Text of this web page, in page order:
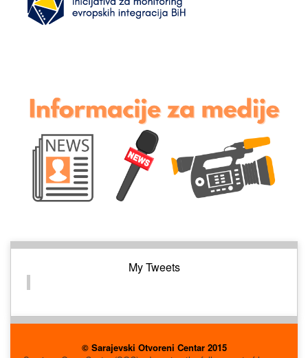
My Tweets
© Sarajevski Otvoreni Centar 2015